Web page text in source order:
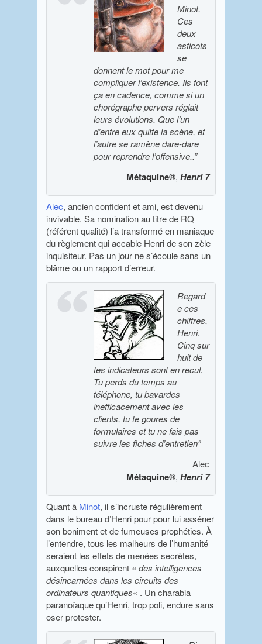
Minot.
Ces
deux
asticots
se
donnent le mot pour me
compliquer l’existence. Ils font
ça en cadence, comme si un
chorégraphe pervers réglait
leurs évolutions. Que l’un
d’entre eux quitte la scène, et
l’autre se ramène dare-dare
pour reprendre l’offensive..”
Métaquine®, Henri 7
Alec, ancien confident et ami, est devenu
invivable. Sa nomination au titre de RQ
(référent qualité) l’a transformé en maniaque
du règlement qui accable Henri de son zèle
inquisiteur. Pas un jour ne s’écoule sans un
blâme ou un rapport d’erreur.
Regard
e ces
chiffres,
Henri.
Cinq sur
huit de
tes indicateurs sont en recul.
Tu perds du temps au
téléphone, tu bavardes
inefficacement avec les
clients, tu te goures de
formulaires et tu ne fais pas
suivre les fiches d’entretien”
Alec
Métaquine®, Henri 7
Quant à Minot, il s’incruste régulièrement
dans le bureau d’Henri pour pour lui asséner
son boniment et de fumeuses prophéties. À
l’entendre, tous les malheurs de l’humanité
seraient les effets de menées secrètes,
auxquelles conspirent « des intelligences
désincarnées dans les circuits des
ordinateurs quantiques« . Un charabia
paranoïaque qu’Henri, trop poli, endure sans
oser protester.